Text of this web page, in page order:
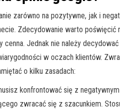
zarówno na pozytywne, jak i
Zdecydowanie warto
Jednak nie należy decydować
w oczach klientów.
o kilku zasadach:
konfrontować się z
zwracać się z szacunkiem.